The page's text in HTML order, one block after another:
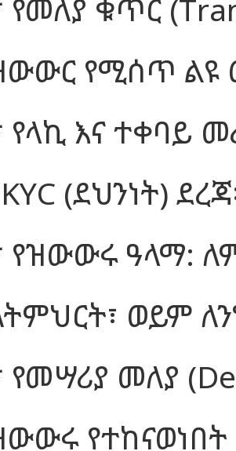
የመለያ ቁጥር
የሚሰጥ ልዩ
የላኪ እና ተቀባይ
(ደህንነት)
የዝውውሩ ዓላማ:
ወይም
የመሣሪያ መለያ